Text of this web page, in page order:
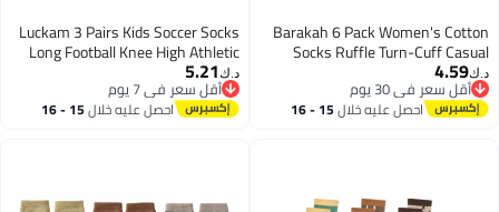
Barakah 6 Pack Women's Cotton
Socks Ruffle Turn-Cuff Casual
Ankle Socks Cool Thin Cotton Knit
Lettuce
د.ك‏4.59
أقل سعر في 30 يوم
أقل سعر في 30 يوماحصل عليه خلال 15 - 16
Luckam 3 Pairs Kids Soccer Socks
Long Football Knee High Athletic
School Team Dance Sports Socks
for 5 to 12 Youth Boys Girls
Orange
د.ك‏5.21
أقل سعر في 7 يوم
أقل سعر في 7 يوماحصل عليه خلال 15 - 16